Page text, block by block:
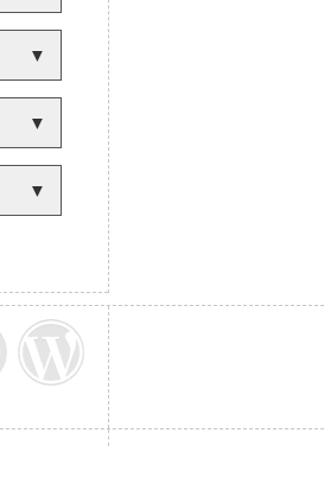
▼
▼
▼